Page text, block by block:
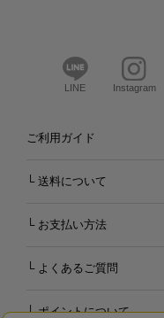
LINE Instagram
ご利用ガイド
└ 送料について
└ お支払い方法
└ よくあるご質問
└ ポイントについて